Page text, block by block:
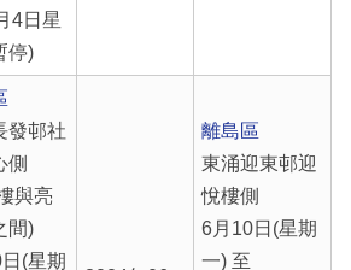
4日星
停)
發邨社
側
與亮
間)
(星期
離島區
東涌迎東邨迎
悅樓側
6月10日(星期
一) 至